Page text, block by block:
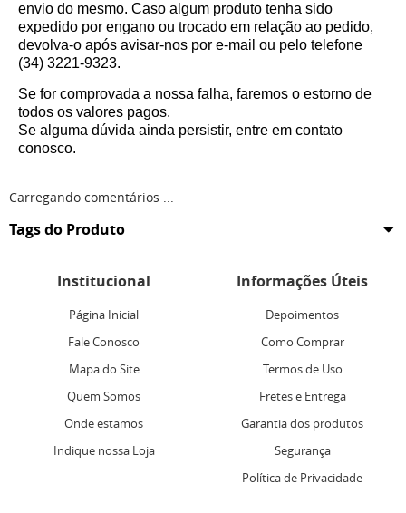
envio do mesmo. Caso algum produto tenha sido
expedido por engano ou trocado em relação ao pedido,
devolva-o após avisar-nos por e-mail ou pelo telefone
(34) 3221-9323.
Se for comprovada a nossa falha, faremos o estorno de
todos os valores pagos.
Se alguma dúvida ainda persistir, entre em contato
conosco.
Carregando comentários ...
Tags do Produto
Institucional
Página Inicial
Fale Conosco
Mapa do Site
Quem Somos
Onde estamos
Indique nossa Loja
Informações Úteis
Depoimentos
Como Comprar
Termos de Uso
Fretes e Entrega
Garantia dos produtos
Segurança
Política de Privacidade